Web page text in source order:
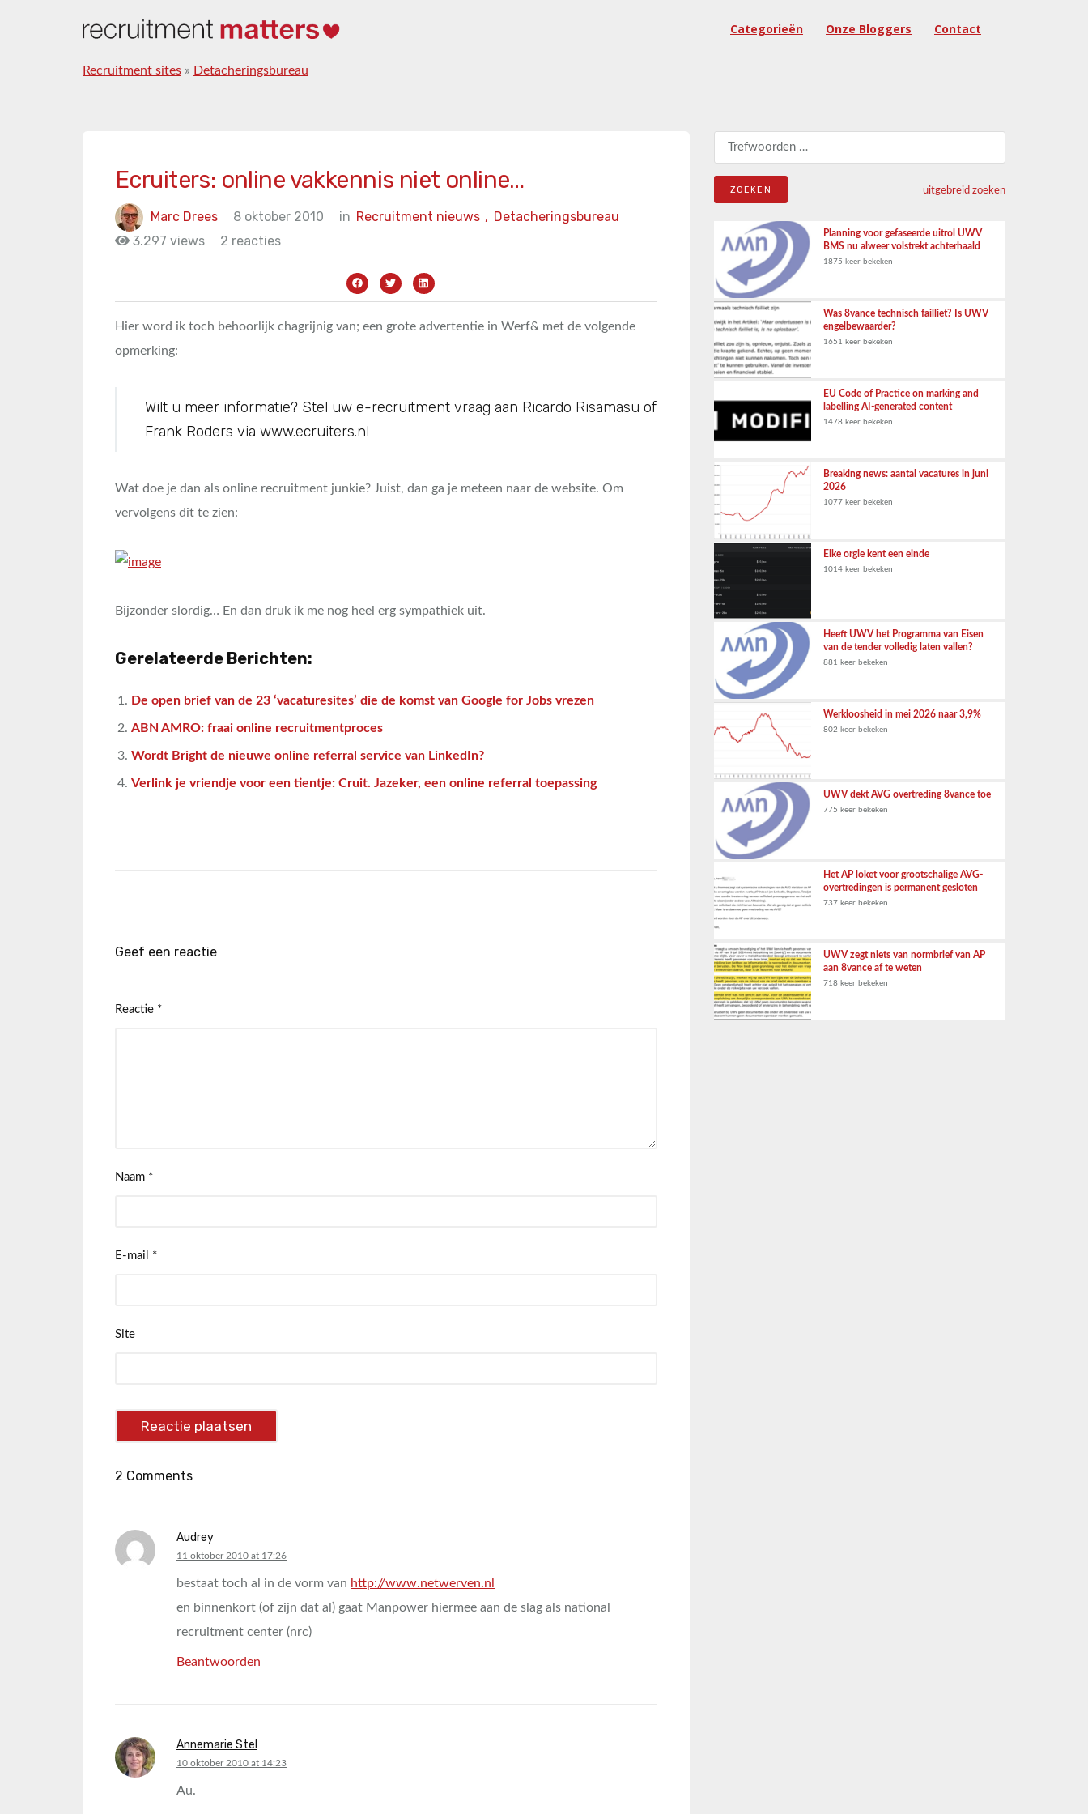
Categorieën Onze Bloggers Contact
Recruitment sites » Detacheringsbureau
Ecruiters: online vakkennis niet online…
Marc Drees 8 oktober 2010 in Detacheringsbureau
Recruitment nieuws ,
3.297 views
2 reacties
Hier word ik toch behoorlijk chagrijnig van; een grote advertentie in Werf& met de volgende
opmerking:
Wilt u meer informatie? Stel uw e-recruitment vraag aan Ricardo Risamasu of
Frank Roders via www.ecruiters.nl
Wat doe je dan als online recruitment junkie? Juist, dan ga je meteen naar de website. Om
vervolgens dit te zien:
Bijzonder slordig… En dan druk ik me nog heel erg sympathiek uit.
Gerelateerde Berichten:
De open brief van de 23 ‘vacaturesites’ die de komst van Google for Jobs vrezen
ABN AMRO: fraai online recruitmentproces
Wordt Bright de nieuwe online referral service van LinkedIn?
Verlink je vriendje voor een tientje: Cruit. Jazeker, een online referral toepassing
Geef een reactie
Reactie *
Naam *
E-mail *
Site
2 Comments
Audrey
says:
11 oktober 2010 at 17:26
bestaat toch al in de vorm van http://www.netwerven.nl
en binnenkort (of zijn dat al) gaat Manpower hiermee aan de slag als national
recruitment center (nrc)
Beantwoorden
Annemarie Stel
says:
10 oktober 2010 at 14:23
Au.
Zoeken naar:
uitgebreid zoeken
Planning voor gefaseerde uitrol UWV
BMS nu alweer volstrekt achterhaald
1875 keer bekeken
Was 8vance technisch failliet? Is UWV
engelbewaarder?
1651 keer bekeken
EU Code of Practice on marking and
labelling AI-generated content
1478 keer bekeken
Breaking news: aantal vacatures in juni
2026
1077 keer bekeken
Elke orgie kent een einde
1014 keer bekeken
Heeft UWV het Programma van Eisen
van de tender volledig laten vallen?
881 keer bekeken
Werkloosheid in mei 2026 naar 3,9%
802 keer bekeken
UWV dekt AVG overtreding 8vance toe
775 keer bekeken
Het AP loket voor grootschalige AVG-
overtredingen is permanent gesloten
737 keer bekeken
UWV zegt niets van normbrief van AP
aan 8vance af te weten
718 keer bekeken